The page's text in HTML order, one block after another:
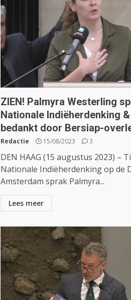
ZIEN! Palmyra Westerling
Nationale Indiëherdenking
bedankt door Bersiap-
Redactie 15/08/2023 3
DEN HAAG (15 augustus 2023) –
Nationale Indiëherdenking op de
Amsterdam sprak Palmyra...
Lees meer